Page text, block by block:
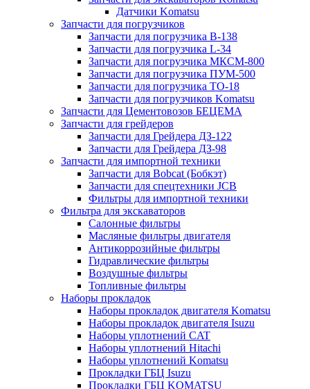
Датчики Komatsu
Запчасти для погрузчиков
Запчасти для погрузчика B-138
Запчасти для погрузчика L-34
Запчасти для погрузчика МКСМ-800
Запчасти для погрузчика ПУМ-500
Запчасти для погрузчика ТО-18
Запчасти для погрузчиков Komatsu
Запчасти для Цементовозов БЕЦЕМА
Запчасти для грейдеров
Запчасти для Грейдера ДЗ-122
Запчасти для Грейдера ДЗ-98
Запчасти для импортной техники
Запчасти для Bobcat (Бобкэт)
Запчасти для спецтехники JCB
Фильтры для импортной техники
Фильтра для экскаваторов
Салонные фильтры
Масляные фильтры двигателя
Антикоррозийные фильтры
Гидравлические фильтры
Воздушные фильтры
Топливные фильтры
Наборы прокладок
Наборы прокладок двигателя Komatsu
Наборы прокладок двигателя Isuzu
Наборы уплотнений CAT
Наборы уплотнений Hitachi
Наборы уплотнений Komatsu
Прокладки ГБЦ Isuzu
Прокладки ГБЦ KOMATSU